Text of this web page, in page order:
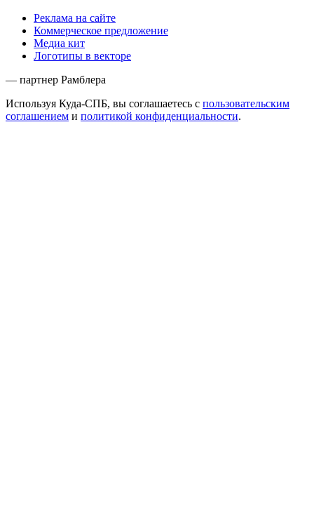
Реклама на сайте
Коммерческое предложение
Медиа кит
Логотипы в векторе
— партнер Рамблера
Используя Куда-СПБ, вы соглашаетесь с пользовательским
соглашением и политикой конфиденциальности.